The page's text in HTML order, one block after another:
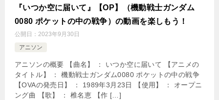
『いつか空に届いて』【OP】（機動戦士ガンダム
0080 ポケットの中の戦争）の動画を楽しもう！
公開日： 2023年9月30日
アニソン
アニソンの概要 【曲名】 ： いつか空に届いて 【アニメの
タイトル】 ： 機動戦士ガンダム0080 ポケットの中の戦争
【OVAの発売日】 ： 1989年3月23日 【使用】 ： オープニ
ング曲 【歌】 ： 椎名恵 【作 […]